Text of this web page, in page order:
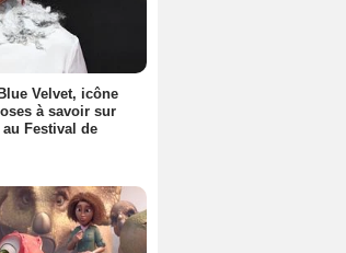
Velvet, icône
à savoir sur
Festival de